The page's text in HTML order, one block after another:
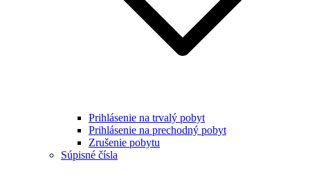
Prihlásenie na trvalý pobyt
Prihlásenie na prechodný pobyt
Zrušenie pobytu
Súpisné čísla